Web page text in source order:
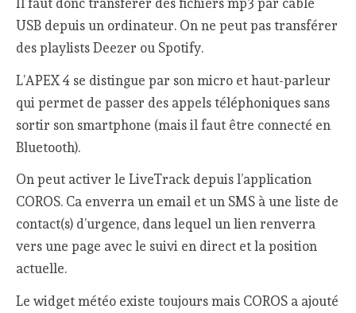
Il faut donc transférer des fichiers mp3 par câble
USB depuis un ordinateur. On ne peut pas transférer
des playlists Deezer ou Spotify.
L’APEX 4 se distingue par son micro et haut-parleur
qui permet de passer des appels téléphoniques sans
sortir son smartphone (mais il faut être connecté en
Bluetooth).
On peut activer le LiveTrack depuis l’application
COROS. Ca enverra un email et un SMS à une liste de
contact(s) d’urgence, dans lequel un lien renverra
vers une page avec le suivi en direct et la position
actuelle.
Le widget météo existe toujours mais COROS a ajouté